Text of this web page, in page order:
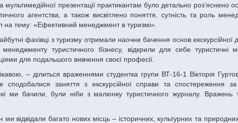
презентації практикантам було детально роз’яснено
агентства, а також висвітлено поняття, сутність та роль
на тему: «Ефективний менеджмент в туризмі».
менеджменту туристичного бізнесу, відкрили для себе туристичні
для подальшого вивчення своєї професії.
заняття з екскурсійної справи та спостереження
ми бачили, були ніби з малюнку туристичного журналу. Вражень